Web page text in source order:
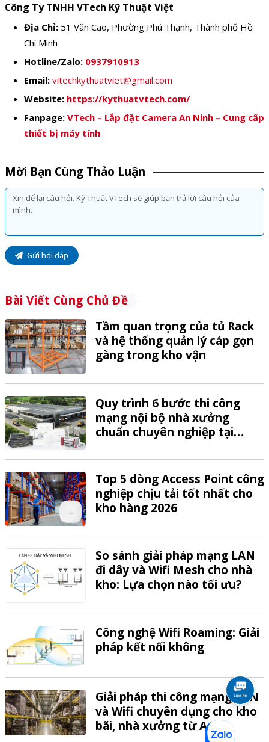
Công Ty TNHH VTech Kỹ Thuật Việt
Địa Chỉ: 51 Văn Cao, Phường Phú Thạnh, Thành phố Hồ
Chí Minh
Hotline/Zalo: 0937910913
Email: vitechkythuatviet@gmail.com
Website: https://kythuatvtech.com/
Fanpage: VTech – Lắp đặt Camera An Ninh – Cung cấp
thiết bị máy tính
Mời Bạn Cùng Thảo Luận
Gửi hỏi đáp
Bài Viết Cùng Chủ Đề
Tầm quan trọng của tủ Rack
và hệ thống quản lý cáp gọn
gàng trong kho vận
Quy trình 6 bước thi công
mạng nội bộ nhà xưởng
chuẩn chuyên nghiệp tại
Top 5 dòng Access Point công
nghiệp chịu tải tốt nhất cho
kho hàng 2026
So sánh giải pháp mạng LAN
đi dây và Wifi Mesh cho nhà
kho: Lựa chọn nào tối ưu?
Công nghệ Wifi Roaming: Giải
pháp kết nối không
Giải pháp thi công mạng LAN
và Wifi chuyên dụng cho kho
bãi, nhà xưởng từ A-Z